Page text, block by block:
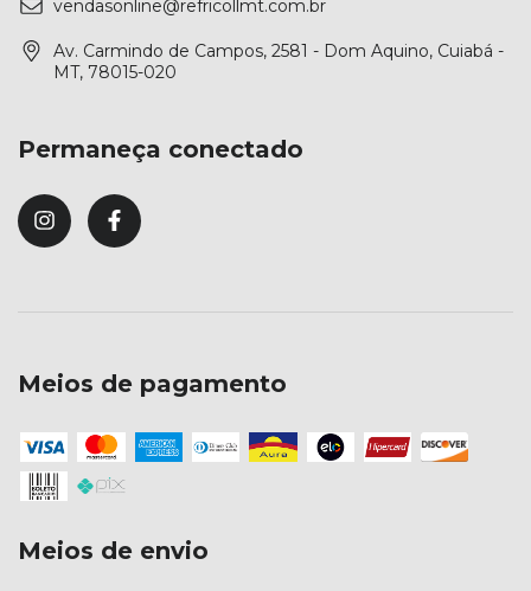
vendasonline@refricollmt.com.br
Av. Carmindo de Campos, 2581 - Dom Aquino, Cuiabá -
MT, 78015-020
Permaneça conectado
Meios de pagamento
Meios de envio